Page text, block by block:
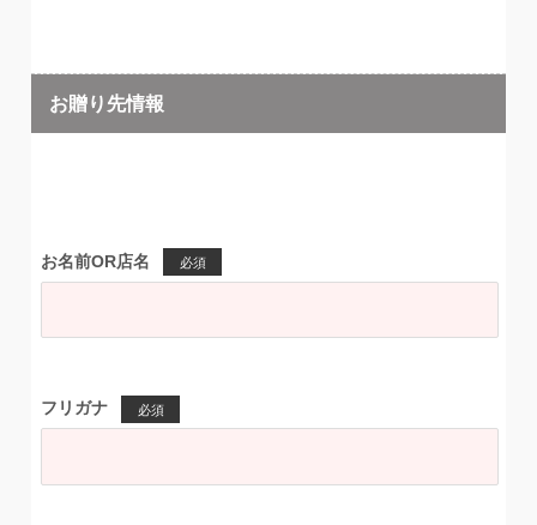
お贈り先情報
お名前OR店名 必須
フリガナ 必須